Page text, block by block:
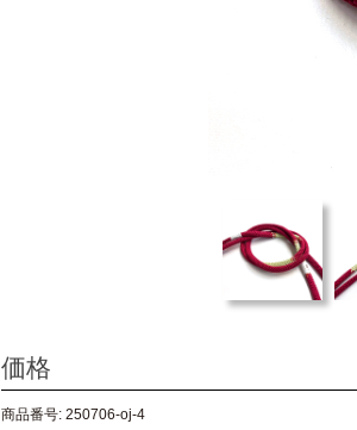
価格
商品番号: 250706-oj-4